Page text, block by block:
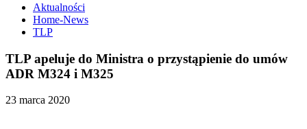
Aktualności
Home-News
TLP
TLP apeluje do Ministra o przystąpienie do umów
ADR M324 i M325
23 marca 2020